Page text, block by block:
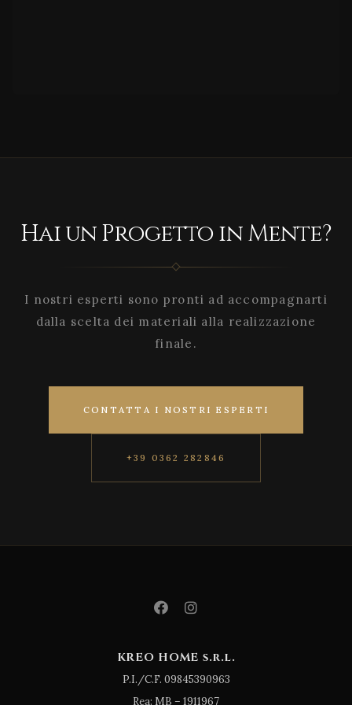
Hai un Progetto in Mente?
I nostri esperti sono pronti ad accompagnarti
dalla scelta dei materiali alla realizzazione
finale.
CONTATTA I NOSTRI ESPERTI
+39 0362 282846
KREO HOME s.r.l.
P.I./C.F. 09845390963
Rea: MB – 1911967